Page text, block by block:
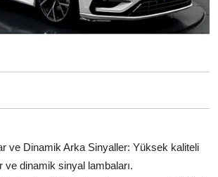
ve Dinamik Arka Sinyaller: Yüksek kaliteli
ve dinamik sinyal lambaları.